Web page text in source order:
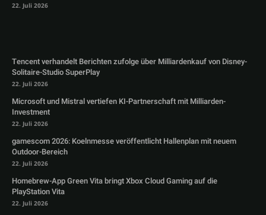
22. Juli 2026
Tencent verhandelt Berichten zufolge über Milliardenkauf von Disney-
Solitaire-Studio SuperPlay
22. Juli 2026
Microsoft und Mistral vertiefen KI-Partnerschaft mit Milliarden-
Investment
22. Juli 2026
gamescom 2026: Koelnmesse veröffentlicht Hallenplan mit neuem
Outdoor-Bereich
22. Juli 2026
Homebrew-App Green Vita bringt Xbox Cloud Gaming auf die
PlayStation Vita
22. Juli 2026